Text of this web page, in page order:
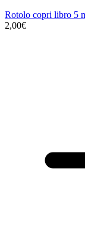
Rotolo copri libro 5
2,00€